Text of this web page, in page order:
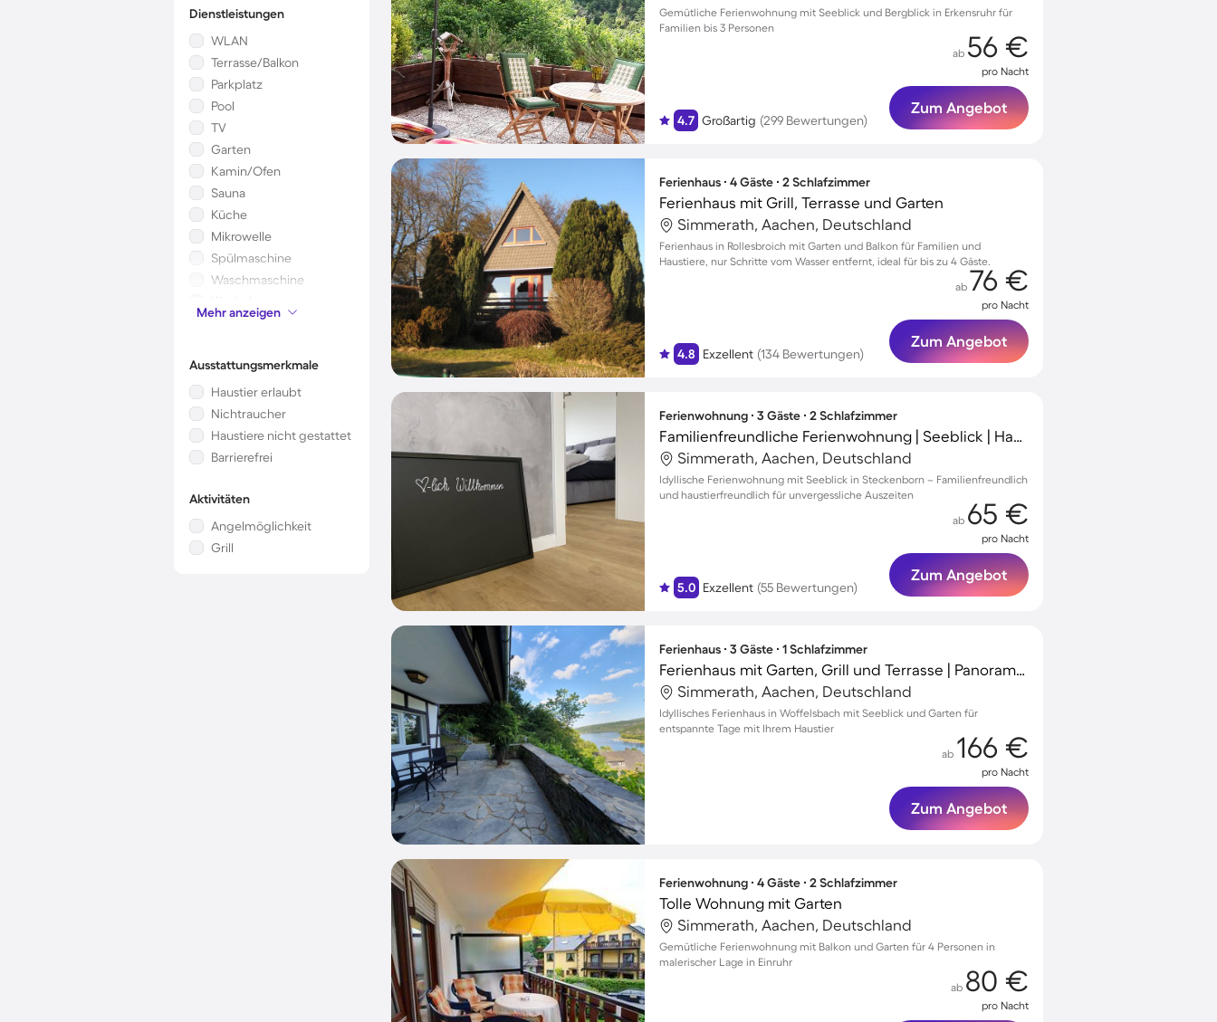
Dienstleistungen
WLAN
Terrasse/Balkon
Parkplatz
Pool
TV
Garten
Kamin/Ofen
Sauna
Küche
Mikrowelle
Spülmaschine
Waschmaschine
Kinderbett
Klimaanlage
Mehr anzeigen
Ausstattungsmerkmale
Haustier erlaubt
Nichtraucher
Haustiere nicht gestattet
Barrierefrei
Aktivitäten
Angelmöglichkeit
Grill
Gemütliche Ferienwohnung mit Seeblick und Bergblick in Erkensruhr für
Familien bis 3 Personen
4.7 Großartig (299 Bewertungen)
ab 56 €
pro Nacht
Zum Angebot
Ferienhaus ∙ 4 Gäste ∙ 2 Schlafzimmer
Ferienhaus mit Grill, Terrasse und Garten
Simmerath, Aachen, Deutschland
Ferienhaus in Rollesbroich mit Garten und Balkon für Familien und
Haustiere, nur Schritte vom Wasser entfernt, ideal für bis zu 4 Gäste.
4.8 Exzellent (134 Bewertungen)
ab 76 €
pro Nacht
Zum Angebot
Ferienwohnung ∙ 3 Gäste ∙ 2 Schlafzimmer
Familienfreundliche Ferienwohnung | Seeblick | Haustiere erlaubt
Simmerath, Aachen, Deutschland
Idyllische Ferienwohnung mit Seeblick in Steckenborn – Familienfreundlich
und haustierfreundlich für unvergessliche Auszeiten
5.0 Exzellent (55 Bewertungen)
ab 65 €
pro Nacht
Zum Angebot
Ferienhaus ∙ 3 Gäste ∙ 1 Schlafzimmer
Ferienhaus mit Garten, Grill und Terrasse | Panoramablick
Simmerath, Aachen, Deutschland
Idyllisches Ferienhaus in Woffelsbach mit Seeblick und Garten für
entspannte Tage mit Ihrem Haustier
ab 166 €
pro Nacht
Zum Angebot
Ferienwohnung ∙ 4 Gäste ∙ 2 Schlafzimmer
Tolle Wohnung mit Garten
Simmerath, Aachen, Deutschland
Gemütliche Ferienwohnung mit Balkon und Garten für 4 Personen in
malerischer Lage in Einruhr
ab 80 €
pro Nacht